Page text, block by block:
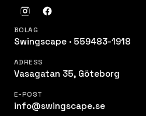
BOLAG
Swingscape · 559483-1918
ADRESS
Vasagatan 35, Göteborg
E-POST
info@swingscape.se